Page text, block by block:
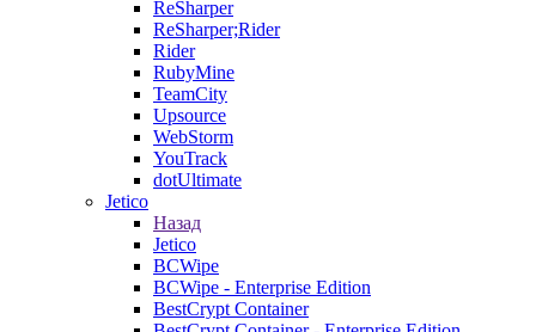
ReSharper
ReSharper;Rider
Rider
RubyMine
TeamCity
Upsource
WebStorm
YouTrack
dotUltimate
Jetico
Назад
Jetico
BCWipe
BCWipe - Enterprise Edition
BestCrypt Container